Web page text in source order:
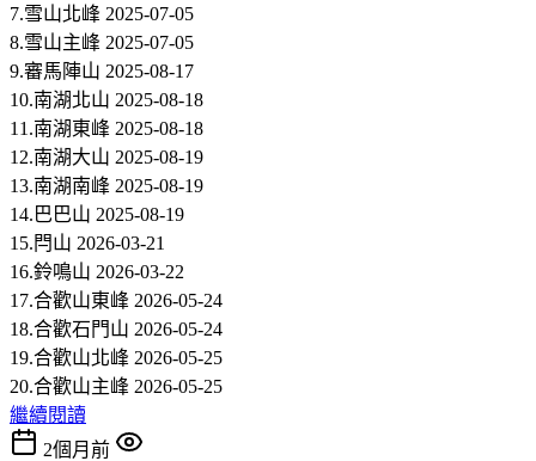
7.雪山北峰 2025-07-05
8.雪山主峰 2025-07-05
9.審馬陣山 2025-08-17
10.南湖北山 2025-08-18
11.南湖東峰 2025-08-18
12.南湖大山 2025-08-19
13.南湖南峰 2025-08-19
14.巴巴山 2025-08-19
15.閂山 2026-03-21
16.鈴鳴山 2026-03-22
17.合歡山東峰 2026-05-24
18.合歡石門山 2026-05-24
19.合歡山北峰 2026-05-25
20.合歡山主峰 2026-05-25
繼續閱讀
2個月前